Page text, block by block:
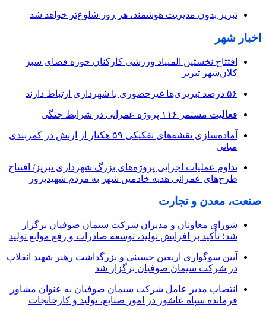
تبریز بدون مدیریت هوشمند، هر روز شلوغ‌تر خواهد شد
اخبار شهر
افتتاح نخستین المپیاد ورزشی کارکنان حوزه فضای سبز
کلان‌شهر تبریز
۵۶ درصد تبریزی‌ها غیرحضوری با شهرداری ارتباط دارند
فعالیت مستمر ۱۱۶ پروژه عمرانی در شرایط جنگی
آماده‌سازی نقشه‌های تفکیکی ۵۹ هکتار از ارتش در کمربندی
میانی
تداوم عملیات اجرایی پروژه‌های بزرگ شهرداری تبریز/ افتتاح
طرح‌های عمرانی هدیه خادمین شهر به مردم شهیدپرور
صنعت، معدن و تجارت
شورای معاونان و مدیران شرکت سیمان صوفیان برگزار
شد؛ تأکید بر افزایش تولید، توسعه صادرات و رفع موانع تولید
آیین سوگواری اربعین حسینی و بزرگداشت رهبر شهید انقلاب
در شرکت سیمان صوفیان برگزار شد
انتصاب مدیر عامل شرکت سیمان صوفیان به عنوان مشاور
فرمانده سپاه عاشور در امور صنایع، تولید و کارخانجات